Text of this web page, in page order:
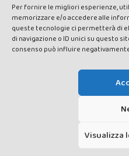
Per fornire le migliori esperienze,
memorizzare e/o accedere alle
queste tecnologie ci permetterà di
di navigazione o ID unici su questo
consenso può influire
Visualizza
rights reserved - Testata
autorizzazione n°1 del 12/04/
Cacace - E-mail:
Media Srl – P.IVA
10, Torrita di Siena (SI) -